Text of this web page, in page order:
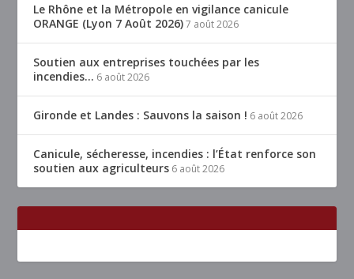
Le Rhône et la Métropole en vigilance canicule
ORANGE (Lyon 7 Août 2026) 7 août 2026
Soutien aux entreprises touchées par les
incendies… 6 août 2026
Gironde et Landes : Sauvons la saison ! 6 août 2026
Canicule, sécheresse, incendies : l’État renforce son
soutien aux agriculteurs 6 août 2026